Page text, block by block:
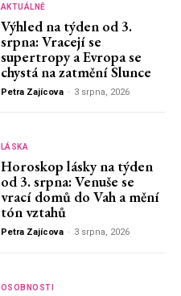
AKTUÁLNĚ
Výhled na týden od 3.
srpna: Vracejí se
supertropy a Evropa se
chystá na zatmění Slunce
Petra Zajícova - 3 srpna, 2026
LÁSKA
Horoskop lásky na týden
od 3. srpna: Venuše se
vrací domů do Vah a mění
tón vztahů
Petra Zajícova - 3 srpna, 2026
OSOBNOSTI